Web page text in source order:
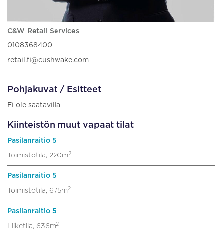
C&W Retail Services
0108368400
retail.fi@cushwake.com
Pohjakuvat / Esitteet
Ei ole saatavilla
Kiinteistön muut vapaat tilat
Pasilanraitio 5
Toimistotila, 220m 2
Pasilanraitio 5
Toimistotila, 675m 2
Pasilanraitio 5
Liiketila, 636m 2